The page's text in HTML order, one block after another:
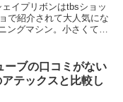
イプリボンはtbsショッ
で紹介されて大人気にな
ングマシン。小さくてか
せるには食事制限や適度
ーブの口コミがない
テックスと比較し